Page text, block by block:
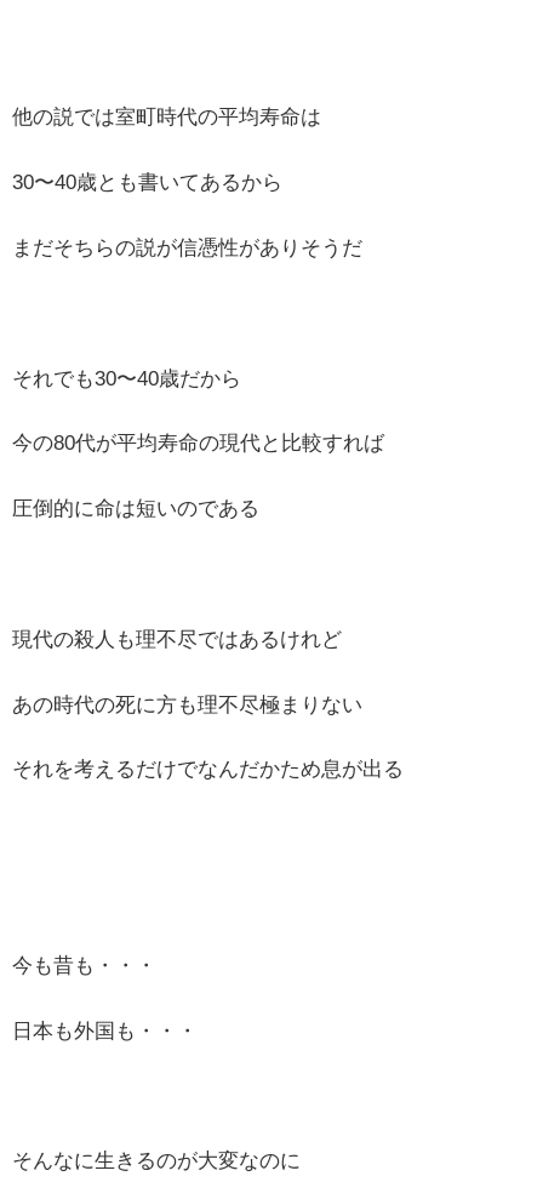
他の説では室町時代の平均寿命は
30〜40歳とも書いてあるから
まだそちらの説が信憑性がありそうだ
それでも30〜40歳だから
今の80代が平均寿命の現代と比較すれば
圧倒的に命は短いのである
現代の殺人も理不尽ではあるけれど
あの時代の死に方も理不尽極まりない
それを考えるだけでなんだかため息が出る
今も昔も・・・
日本も外国も・・・
そんなに生きるのが大変なのに